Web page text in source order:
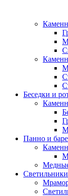
Беседки и
Панно и